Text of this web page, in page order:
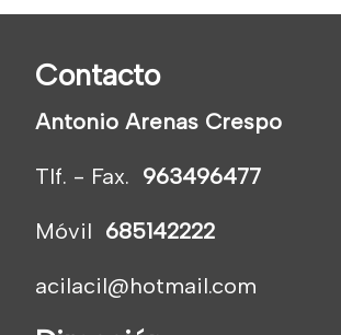
Contacto
Antonio Arenas Crespo
Tlf. - Fax. 963496477
Móvil 685142222
acilacil@hotmail.com